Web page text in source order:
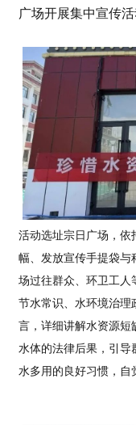
广场开展集中宣传
活动选址宗日广场，
幅、发放宣传手提袋
场过往群众、环卫工人
节水常识、水环境治
言，详细讲解水资源短
水体的法律后果，引
水多用的良好习惯，自